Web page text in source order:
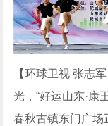
【环球卫视 张志
光，“好运山东·康
春秋古镇东门广场